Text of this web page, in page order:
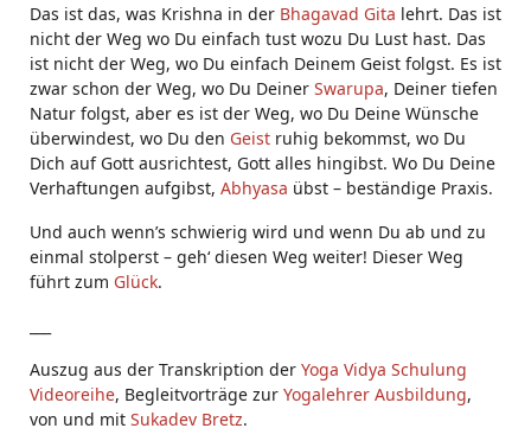
Das ist das, was Krishna in der Bhagavad Gita lehrt. Das ist
nicht der Weg wo Du einfach tust wozu Du Lust hast. Das
ist nicht der Weg, wo Du einfach Deinem Geist folgst. Es ist
zwar schon der Weg, wo Du Deiner Swarupa, Deiner tiefen
Natur folgst, aber es ist der Weg, wo Du Deine Wünsche
überwindest, wo Du den Geist ruhig bekommst, wo Du
Dich auf Gott ausrichtest, Gott alles hingibst. Wo Du Deine
Verhaftungen aufgibst, Abhyasa übst – beständige Praxis.
Und auch wenn’s schwierig wird und wenn Du ab und zu
einmal stolperst – geh‘ diesen Weg weiter! Dieser Weg
führt zum Glück.
Auszug aus der Transkription der Yoga Vidya Schulung
Videoreihe, Begleitvorträge zur Yogalehrer Ausbildung,
von und mit Sukadev Bretz.